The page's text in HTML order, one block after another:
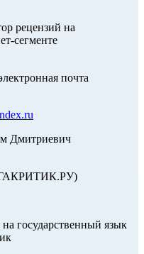
рецензий на
сегменте
почта
Дмитриевич
государственный язык